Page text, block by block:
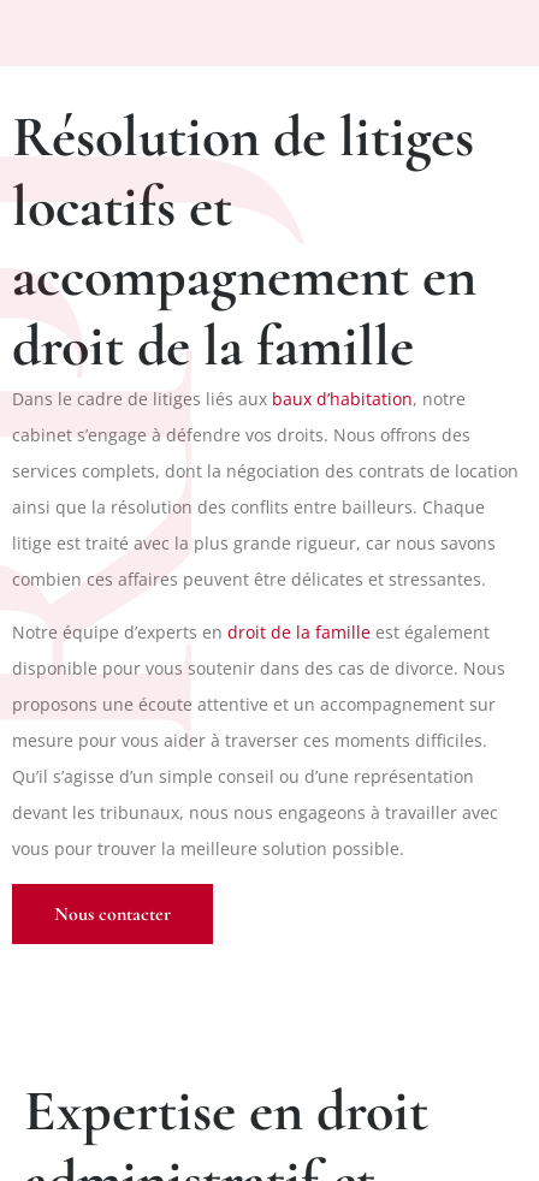
Résolution de litiges
locatifs et
accompagnement en
droit de la famille
Dans le cadre de litiges liés aux baux d’habitation, notre
cabinet s’engage à défendre vos droits. Nous offrons des
services complets, dont la négociation des contrats de location
ainsi que la résolution des conflits entre bailleurs. Chaque
litige est traité avec la plus grande rigueur, car nous savons
combien ces affaires peuvent être délicates et stressantes.
Notre équipe d’experts en droit de la famille est également
disponible pour vous soutenir dans des cas de divorce. Nous
proposons une écoute attentive et un accompagnement sur
mesure pour vous aider à traverser ces moments difficiles.
Qu’il s’agisse d’un simple conseil ou d’une représentation
devant les tribunaux, nous nous engageons à travailler avec
vous pour trouver la meilleure solution possible.
Nous contacter
Expertise en droit